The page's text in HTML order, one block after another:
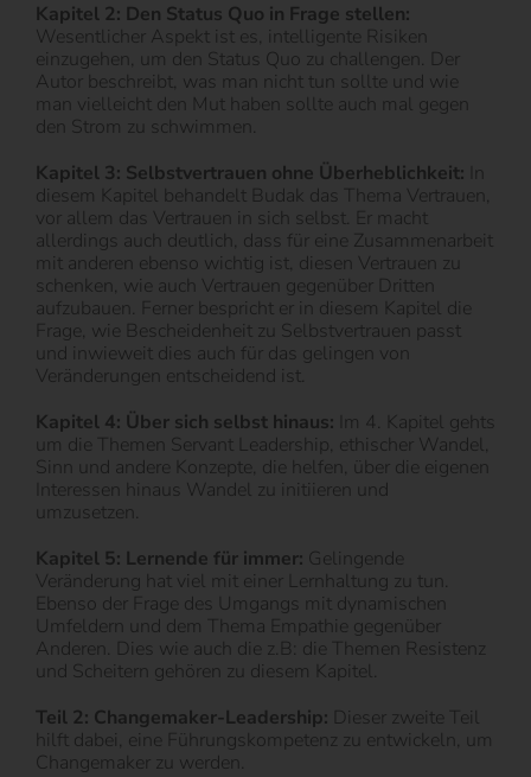
Kapitel 2: Den Status Quo in Frage stellen:
Wesentlicher Aspekt ist es, intelligente Risiken
einzugehen, um den Status Quo zu challengen. Der
Autor beschreibt, was man nicht tun sollte und wie
man vielleicht den Mut haben sollte auch mal gegen
den Strom zu schwimmen.
Kapitel 3: Selbstvertrauen ohne Überheblichkeit:
diesem Kapitel behandelt Budak das Thema Vertrauen,
vor allem das Vertrauen in sich selbst. Er macht
allerdings auch deutlich, dass für eine Zusammenarbeit
mit anderen ebenso wichtig ist, diesen Vertrauen zu
schenken, wie auch Vertrauen gegenüber Dritten
aufzubauen. Ferner bespricht er in diesem Kapitel die
Frage, wie Bescheidenheit zu Selbstvertrauen passt
und inwieweit dies auch für das gelingen von
Veränderungen entscheidend ist.
Kapitel 4: Über sich selbst hinaus:
Im 4. Kapitel gehts
um die Themen Servant Leadership, ethischer Wandel,
Sinn und andere Konzepte, die helfen, über die eigenen
Interessen hinaus Wandel zu initiieren und
umzusetzen.
Kapitel 5: Lernende für immer: Gelingende
Veränderung hat viel mit einer Lernhaltung zu tun.
Ebenso der Frage des Umgangs mit dynamischen
Umfeldern und dem Thema Empathie gegenüber
Anderen. Dies wie auch die z.B: die Themen Resistenz
und Scheitern gehören zu diesem Kapitel.
Teil 2: Changemaker-Leadership: Dieser zweite Teil
hilft dabei, eine Führungskompetenz zu entwickeln, um
Changemaker zu werden.